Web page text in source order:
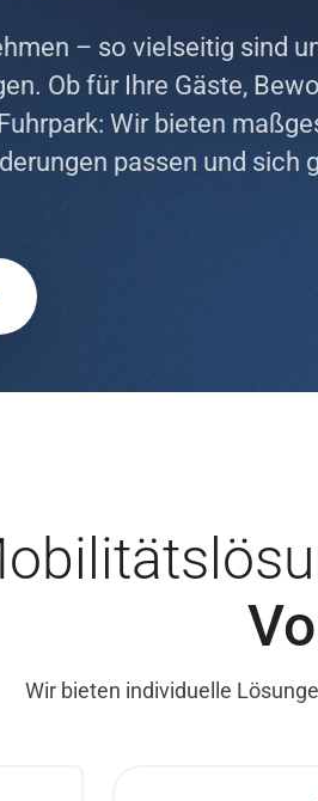
– so vielseitig sind
Ob für Ihre Gäste,
Wir bieten
passen und sich
Wir bieten individuelle